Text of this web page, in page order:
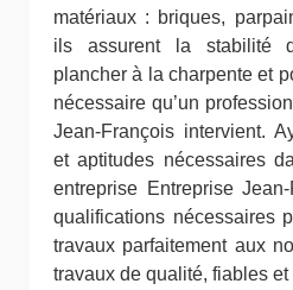
matériaux : briques,
ils assurent la stabilité
plancher à la charpente et
nécessaire qu’un
Jean-François intervient.
et aptitudes nécessaires
entreprise Entreprise
qualifications nécessaires
travaux parfaitement aux
travaux de qualité, fiables